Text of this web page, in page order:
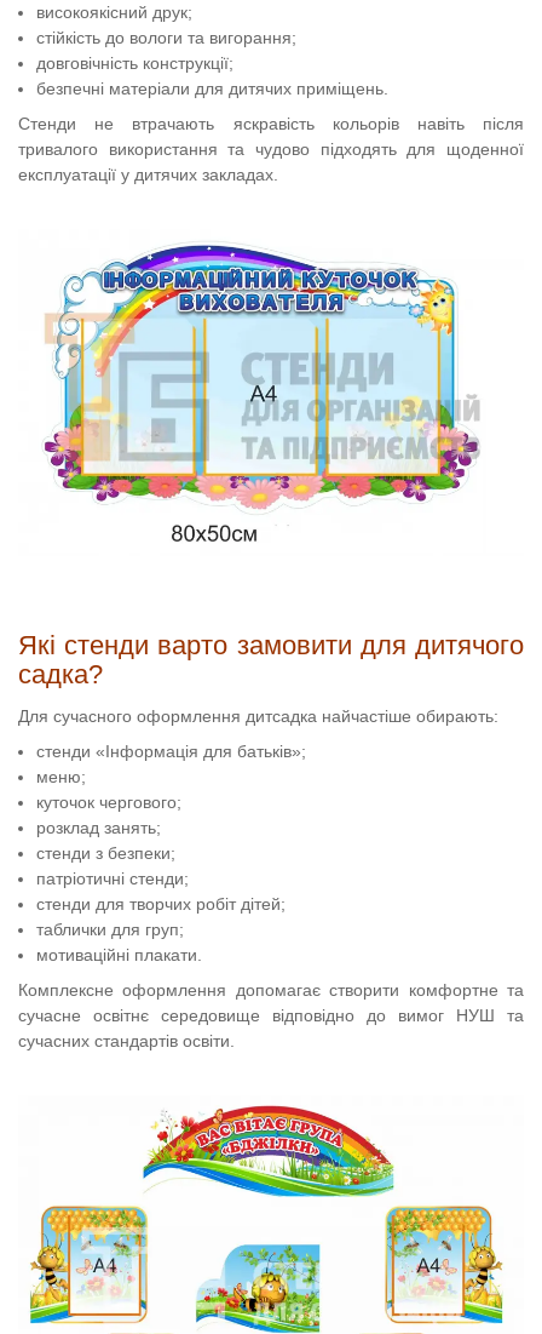
високоякісний друк;
стійкість до вологи та вигорання;
довговічність конструкції;
безпечні матеріали для дитячих приміщень.
Стенди не втрачають яскравість кольорів навіть після
тривалого використання та чудово підходять для щоденної
експлуатації у дитячих закладах.
Які стенди варто замовити для дитячого
садка?
Для сучасного оформлення дитсадка найчастіше обирають:
стенди «Інформація для батьків»;
меню;
куточок чергового;
розклад занять;
стенди з безпеки;
патріотичні стенди;
стенди для творчих робіт дітей;
таблички для груп;
мотиваційні плакати.
Комплексне оформлення допомагає створити комфортне та
сучасне освітнє середовище відповідно до вимог НУШ та
сучасних стандартів освіти.